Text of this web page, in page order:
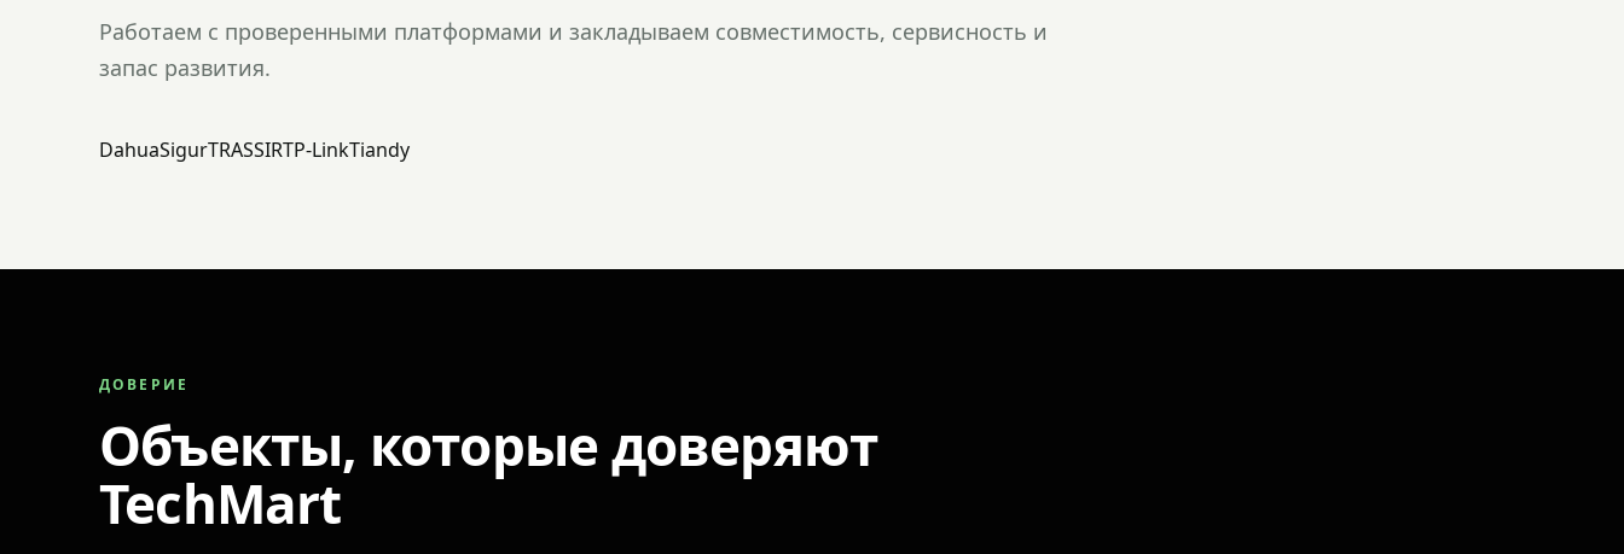
Работаем с проверенными платформами и закладываем совместимость, сервисность и
запас развития.
DahuaSigurTRASSIRTP-LinkTiandy
ДОВЕРИЕ
Объекты, которые доверяют
TechMart